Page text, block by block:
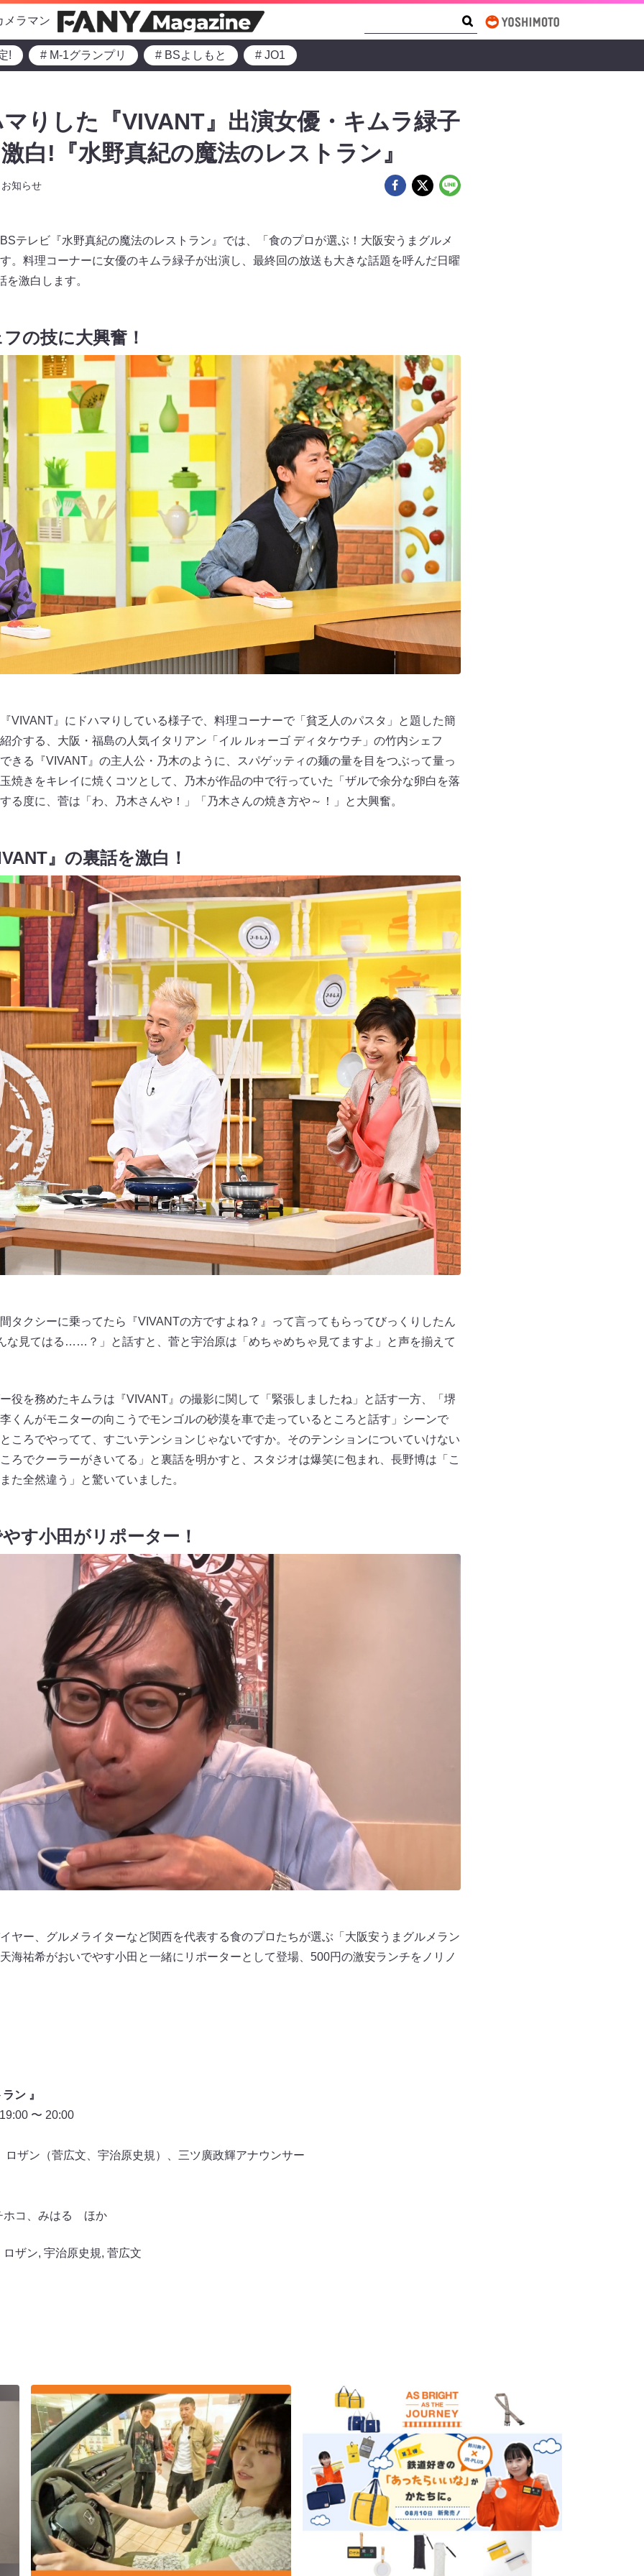
メラマン
! # M-1グランプリ # BSよしもと # JO1
りした『VIVANT』出演女優・キムラ緑子
白!『水野真紀の魔法のレストラン』
お知らせ
テレビ『水野真紀の魔法のレストラン』では、「食のプロが選ぶ！大阪安うまグルメ
。料理コーナーに女優のキムラ緑子が出演し、最終回の放送も大きな話題を呼んだ日曜
激白します。
の技に大興奮！
VIVANT』にドハマりしている様子で、料理コーナーで「貧乏人のパスタ」と題した簡
介する、大阪・福島の人気イタリアン「イル ルォーゴ ディタケウチ」の竹内シェフ
きる『VIVANT』の主人公・乃木のように、スパゲッティの麺の量を目をつぶって量っ
焼きをキレイに焼くコツとして、乃木が作品の中で行っていた「ザルで余分な卵白を落
る度に、菅は「わ、乃木さんや！」「乃木さんの焼き方や～！」と大興奮。
』の裏話を激白！
タクシーに乗ってたら『VIVANTの方ですよね？』って言ってもらってびっくりしたん
な見てはる……？」と話すと、菅と宇治原は「めちゃめちゃ見てますよ」と声を揃えて
役を務めたキムラは『VIVANT』の撮影に関して「緊張しましたね」と話す一方、「堺
くんがモニターの向こうでモンゴルの砂漠を車で走っているところと話す」シーンで
ころでやってて、すごいテンションじゃないですか。そのテンションについていけない
ろでクーラーがきいてる」と裏話を明かすと、スタジオは爆笑に包まれ、長野博は「こ
た全然違う」と驚いていました。
す小田がリポーター！
ヤー、グルメライターなど関西を代表する食のプロたちが選ぶ「大阪安うまグルメラン
海祐希がおいでやす小田と一緒にリポーターとして登場、500円の激安ランチをノリノ
ン 』
〜 20:00
ロザン（菅広文、宇治原史規）、三ツ廣政輝アナウンサー
ホコ、みはる ほか
ロザン, 宇治原史規, 菅広文